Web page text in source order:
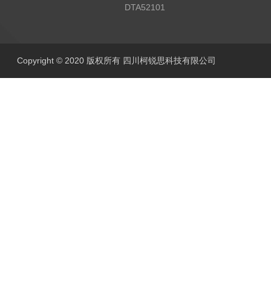
DTA52101
Copyright © 2020 版权所有 四川柯锐思科技有限公司